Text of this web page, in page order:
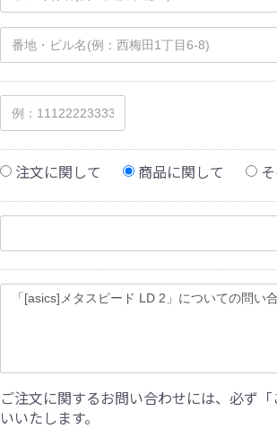
注文に関して 商品に関して
ご注文に関するお問い合わせには、必ず
いいたします。